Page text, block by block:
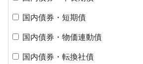
国内債券・短期債
国内債券・物価連動債
国内債券・転換社債